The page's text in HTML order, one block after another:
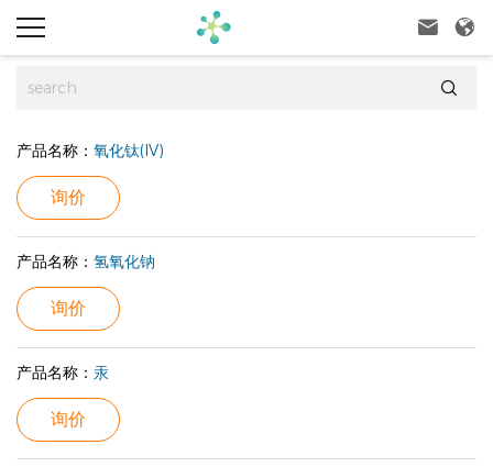
 

产品名称： 氧化钛(IV)
询价
产品名称： 氢氧化钠
询价
产品名称： 汞
询价